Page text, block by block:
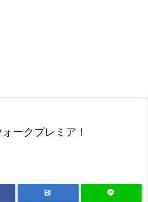
ークプレミア！
B!